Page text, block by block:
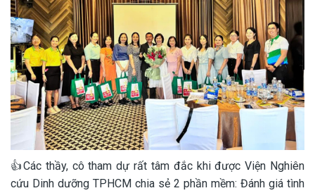
👍Các thầy, cô tham dự rất tâm đắc khi được Viện Nghiên
cứu Dinh dưỡng TPHCM chia sẻ 2 phần mềm: Đánh giá tình